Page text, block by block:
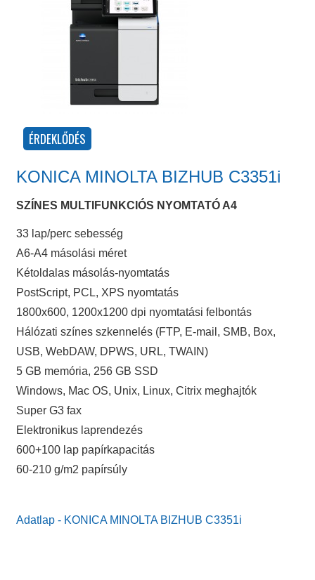
KONICA MINOLTA BIZHUB C3351i
SZÍNES MULTIFUNKCIÓS NYOMTATÓ A4
33 lap/perc sebesség
A6-A4 másolási méret
Kétoldalas másolás-nyomtatás
PostScript, PCL, XPS nyomtatás
1800x600, 1200x1200 dpi nyomtatási felbontás
Hálózati színes szkennelés (FTP, E-mail, SMB, Box,
USB, WebDAW, DPWS, URL, TWAIN)
5 GB memória, 256 GB SSD
Windows, Mac OS, Unix, Linux, Citrix meghajtók
Super G3 fax
Elektronikus laprendezés
600+100 lap papírkapacitás
60-210 g/m2 papírsúly
Adatlap - KONICA MINOLTA BIZHUB C3351i